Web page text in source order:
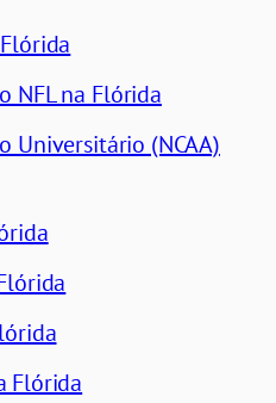
NFL na Flórida
Universitário (NCAA)
Flórida